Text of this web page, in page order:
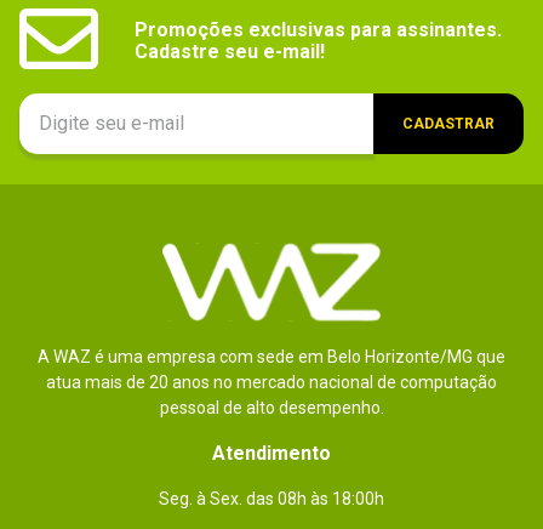
Promoções exclusivas para assinantes.
Cadastre seu e-mail!
CADASTRAR
A WAZ é uma empresa com sede em Belo Horizonte/MG que
atua mais de 20 anos no mercado nacional de computação
pessoal de alto desempenho.
Atendimento
Seg. à Sex. das 08h às 18:00h